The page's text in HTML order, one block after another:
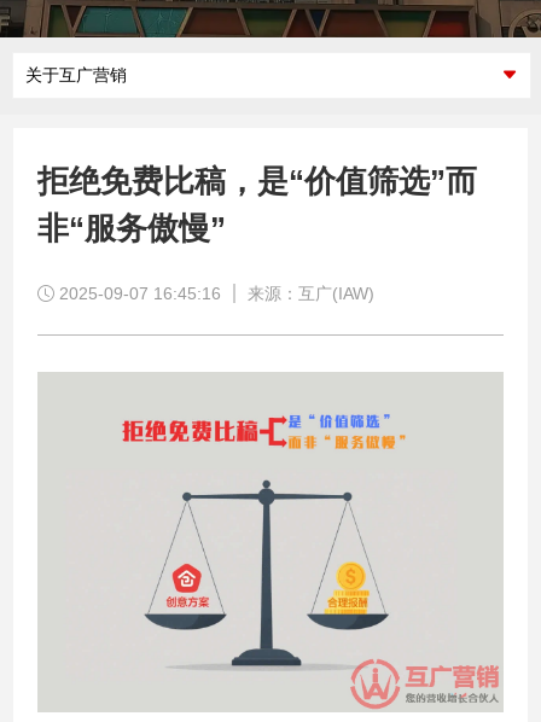
关于互广营销
拒绝免费比稿，是“价值筛选”而
非“服务傲慢”
2025-09-07 16:45:16 来源：互广(IAW)